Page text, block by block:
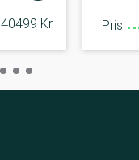
40499 Kr. Pris